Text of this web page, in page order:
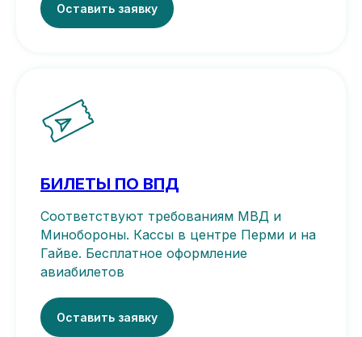
Оставить заявку
БИЛЕТЫ ПО ВПД
Соответствуют требованиям МВД и
Минобороны. Кассы в центре Перми и на
Гайве. Бесплатное оформление
авиабилетов
Оставить заявку